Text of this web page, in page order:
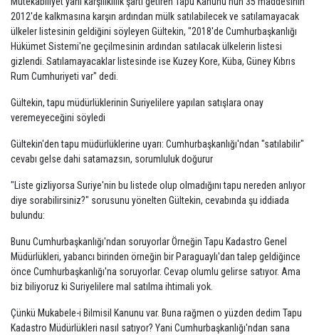
2012'de kalkmasına karşın ardından mülk satılabilecek ve satılamayacak
ülkeler listesinin geldiğini söyleyen Gültekin, "2018'de Cumhurbaşkanlığı
Hükümet Sistemi'ne geçilmesinin ardından satılacak ülkelerin listesi
gizlendi. Satılamayacaklar listesinde ise Kuzey Kore, Küba, Güney Kıbrıs
Rum Cumhuriyeti var" dedi.
Gültekin, tapu müdürlüklerinin Suriyelilere yapılan satışlara onay
veremeyeceğini söyledi
Gültekin'den tapu müdürlüklerine uyarı: Cumhurbaşkanlığı'ndan "satılabilir"
cevabı gelse dahi satamazsın, sorumluluk doğurur
"Liste gizliyorsa Suriye'nin bu listede olup olmadığını tapu nereden anlıyor
diye sorabilirsiniz?" sorusunu yönelten Gültekin, cevabında şu iddiada
bulundu:
Bunu Cumhurbaşkanlığı'ndan soruyorlar Örneğin Tapu Kadastro Genel
Müdürlükleri, yabancı birinden örneğin bir Paraguaylı'dan talep geldiğince
önce Cumhurbaşkanlığı'na soruyorlar. Cevap olumlu gelirse satıyor. Ama
biz biliyoruz ki Suriyelilere mal satılma ihtimali yok.
Çünkü Mukabele-i Bilmisil Kanunu var. Buna rağmen o yüzden dedim Tapu
Kadastro Müdürlükleri nasıl satıyor? Yani Cumhurbaşkanlığı'ndan sana